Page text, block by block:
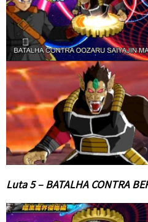
Luta 5 – BATALHA CONTRA